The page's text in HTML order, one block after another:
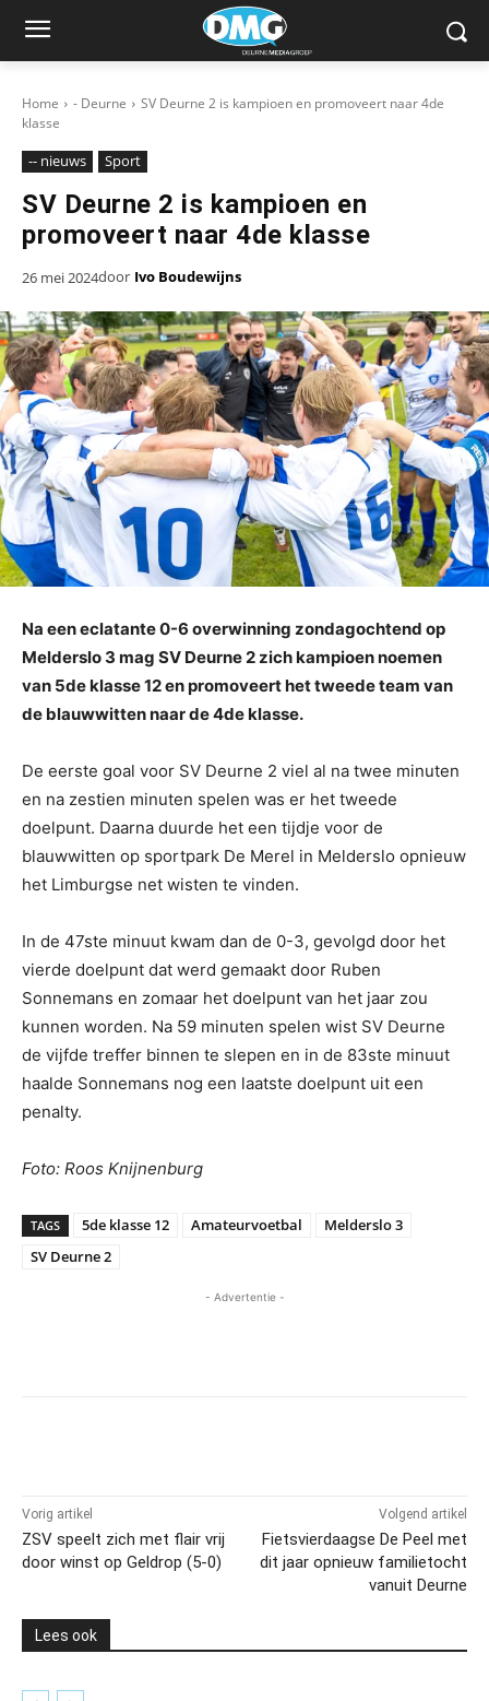
Home - Deurne
SV Deurne 2 is kampioen en promoveert naar 4de
klasse
-- nieuws Sport
SV Deurne 2 is kampioen en
promoveert naar 4de klasse
26 mei 2024door Ivo Boudewijns
Na een eclatante 0-6 overwinning zondagochtend op
Melderslo 3 mag SV Deurne 2 zich kampioen noemen
van 5de klasse 12 en promoveert het tweede team van
de blauwwitten naar de 4de klasse.
De eerste goal voor SV Deurne 2 viel al na twee minuten
en na zestien minuten spelen was er het tweede
doelpunt. Daarna duurde het een tijdje voor de
blauwwitten op sportpark De Merel in Melderslo opnieuw
het Limburgse net wisten te vinden.
In de 47ste minuut kwam dan de 0-3, gevolgd door het
vierde doelpunt dat werd gemaakt door Ruben
Sonnemans en zomaar het doelpunt van het jaar zou
kunnen worden. Na 59 minuten spelen wist SV Deurne
de vijfde treffer binnen te slepen en in de 83ste minuut
haalde Sonnemans nog een laatste doelpunt uit een
penalty.
Foto: Roos Knijnenburg
TAGS 5de klasse 12 Amateurvoetbal
Melderslo 3
SV Deurne 2
- Advertentie -
Vorig artikel
ZSV speelt zich met flair vrij
door winst op Geldrop (5-0)
Volgend artikel
Fietsvierdaagse De Peel met
dit jaar opnieuw familietocht
vanuit Deurne
Lees ook